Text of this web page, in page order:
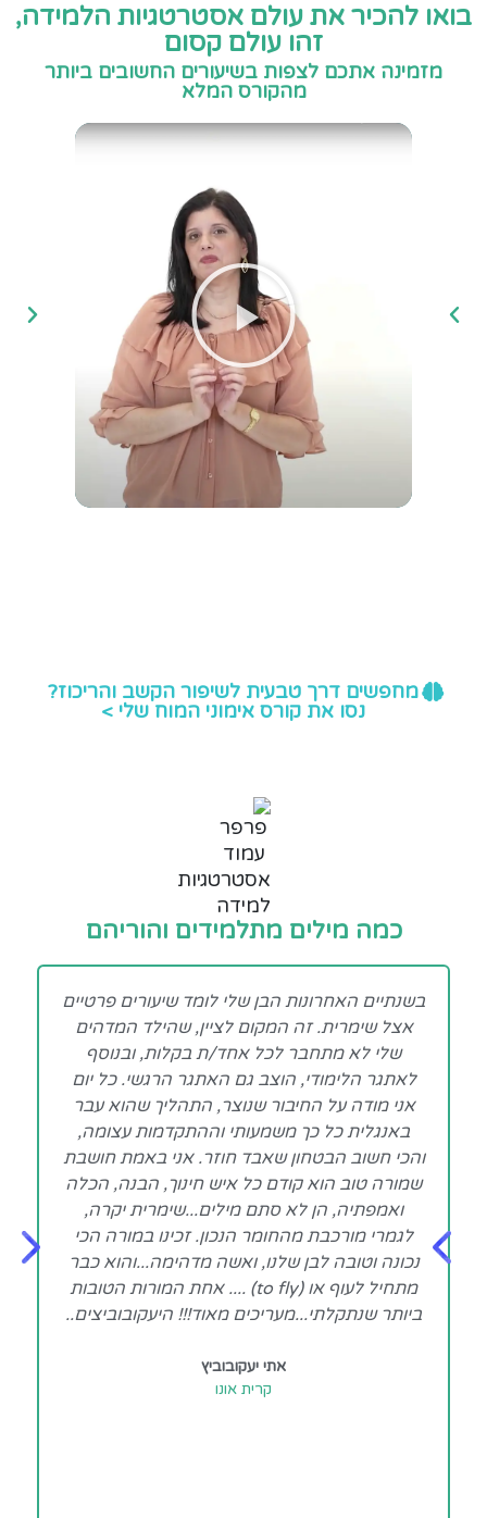
בואו להכיר את עולם אסטרטגיות הלמידה,
זהו עולם קסום
מזמינה אתכם לצפות בשיעורים החשובים ביותר
מהקורס המלא
מחפשים דרך טבעית לשיפור הקשב והריכוז?
נסו את קורס אימוני המוח שלי >
כמה מילים מתלמידים והוריהם
בשנתיים האחרונות הבן שלי לומד שיעורים פרטיים
אצל שימרית. זה המקום לציין, שהילד המדהים
שלי לא מתחבר לכל אחד/ת בקלות, ובנוסף
לאתגר הלימודי, הוצב גם האתגר הרגשי. כל יום
אני מודה על החיבור שנוצר, התהליך שהוא עבר
באנגלית כל כך משמעותי וההתקדמות עצומה,
והכי חשוב הבטחון שאבד חוזר. אני באמת חושבת
שמורה טוב הוא קודם כל איש חינוך, הבנה, הכלה
ואמפתיה, הן לא סתם מילים...שימרית יקרה,
לגמרי מורכבת מהחומר הנכון. זכינו במורה הכי
נכונה וטובה לבן שלנו, ואשה מדהימה...והוא כבר
מתחיל לעוף או (to fly) .... אחת המורות הטובות
ביותר שנתקלתי...מעריכים מאוד!!! היעקובוביצים..
אתי יעקובוביץ
קרית אונו